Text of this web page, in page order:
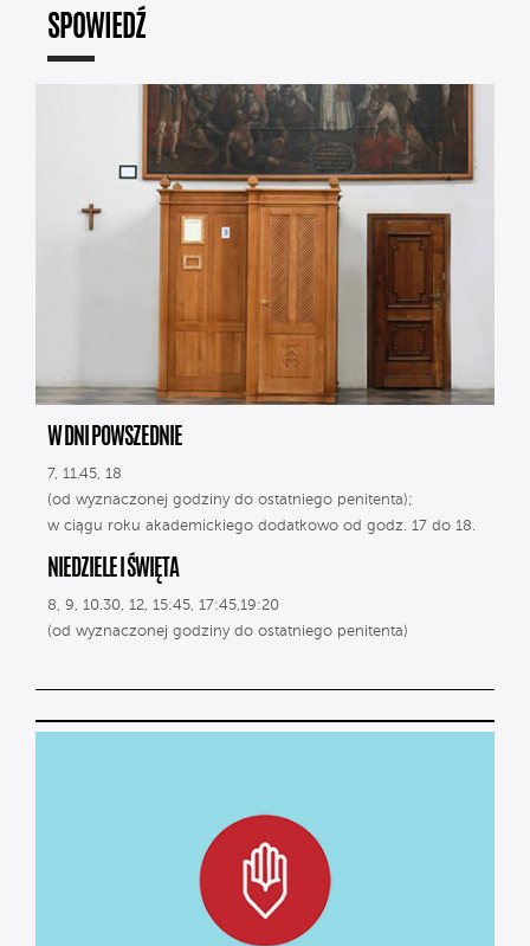
SPOWIEDŹ
W DNI POWSZEDNIE
7, 11.45, 18
(od wyznaczonej godziny do ostatniego penitenta);
w ciągu roku akademickiego dodatkowo od godz. 17 do 18.
NIEDZIELE I ŚWIĘTA
8, 9, 10.30, 12, 15:45, 17:45,19:20
(od wyznaczonej godziny do ostatniego penitenta)